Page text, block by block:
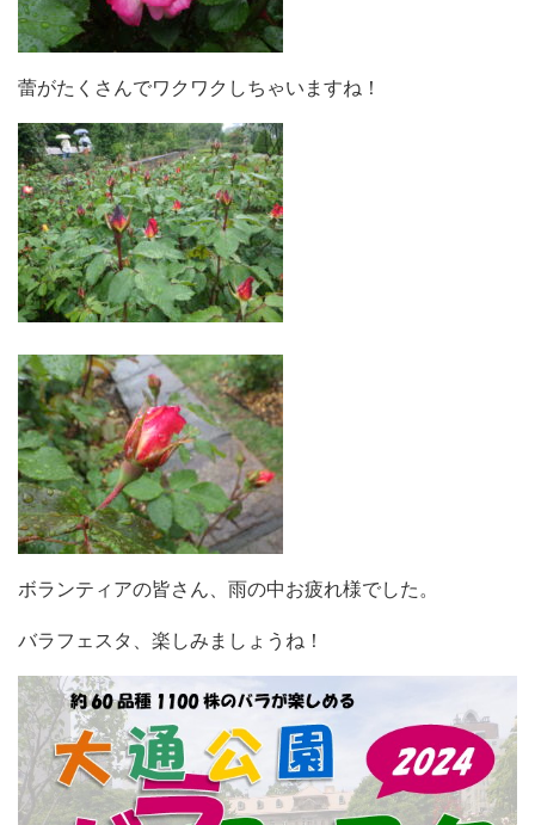
蕾がたくさんでワクワクしちゃいますね！
ボランティアの皆さん、雨の中お疲れ様でした。
バラフェスタ、楽しみましょうね！